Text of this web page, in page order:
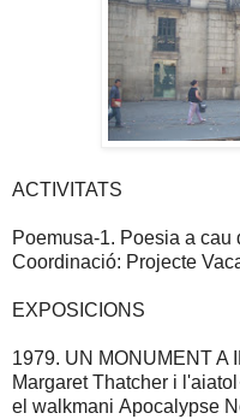
ACTIVITATS
Poemusa-1. Poesia a cau
Coordinació: Projecte
EXPOSICIONS
1979. UN MONUMENT A
Margaret Thatcher i
el walkmani Apocalypse